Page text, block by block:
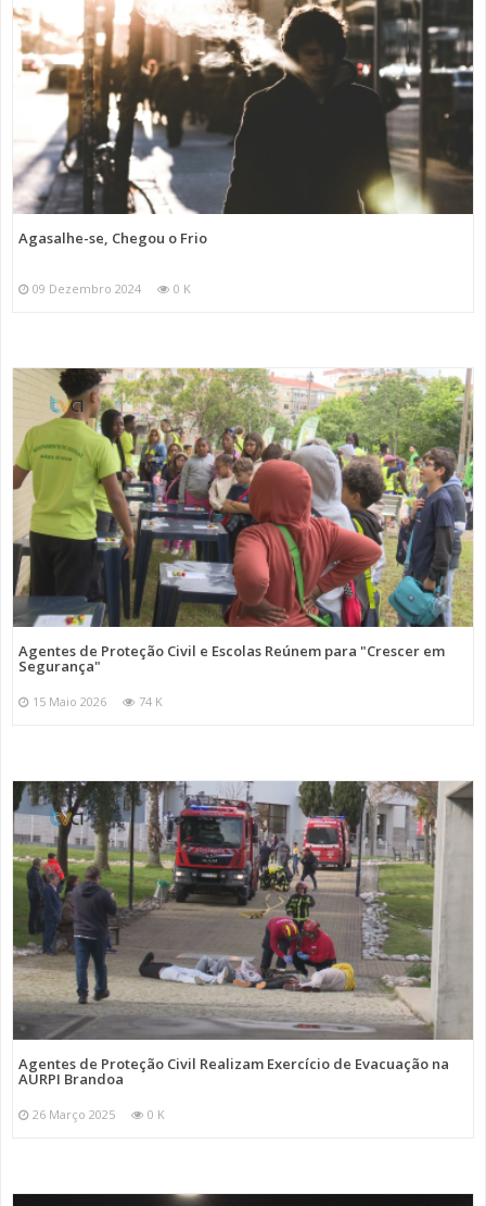
Agasalhe-se, Chegou o Frio
09 Dezembro 2024 0 K
Agentes de Proteção Civil e Escolas Reúnem para "Crescer em
Segurança"
15 Maio 2026 74 K
Agentes de Proteção Civil Realizam Exercício de Evacuação na
AURPI Brandoa
26 Março 2025 0 K